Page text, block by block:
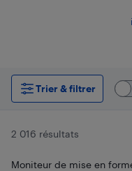
Trier & filtrer
2 016 résultats
Moniteur de mise en